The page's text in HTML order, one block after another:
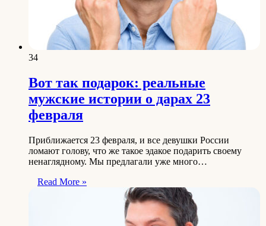
34
Вот так подарок: реальные
мужские истории о дарах 23
февраля
Приближается 23 февраля, и все девушки России
ломают голову, что же такое эдакое подарить своему
ненаглядному. Мы предлагали уже много…
Read More »